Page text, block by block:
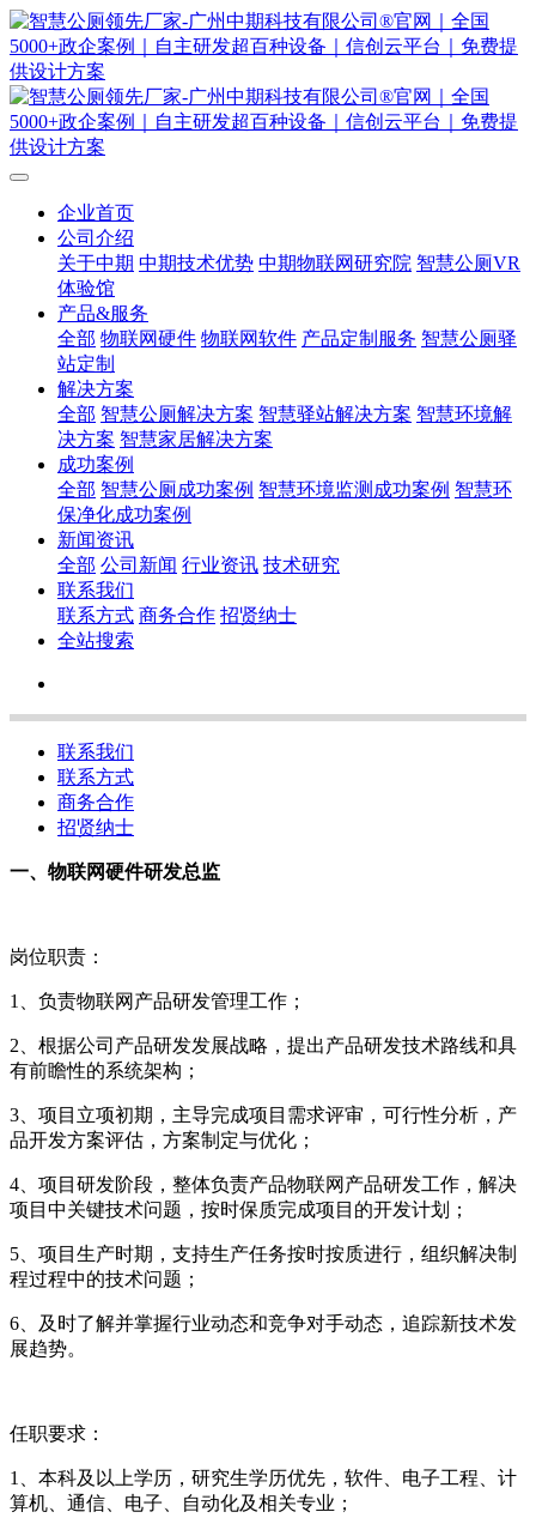
企业首页
公司介绍
关于中期 中期技术优势 中期物联网研究院 智慧公厕VR
体验馆
产品&服务
全部 物联网硬件 物联网软件 产品定制服务 智慧公厕驿
站定制
解决方案
全部 智慧公厕解决方案 智慧驿站解决方案 智慧环境解
决方案 智慧家居解决方案
成功案例
全部 智慧公厕成功案例 智慧环境监测成功案例 智慧环
保净化成功案例
新闻资讯
全部 公司新闻 行业资讯 技术研究
联系我们
联系方式 商务合作 招贤纳士
全站搜索
联系我们
联系方式
商务合作
招贤纳士
一、物联网硬件研发总监
岗位职责：
1、负责物联网产品研发管理工作；
2、根据公司产品研发发展战略，提出产品研发技术路线和具
有前瞻性的系统架构；
3、项目立项初期，主导完成项目需求评审，可行性分析，产
品开发方案评估，方案制定与优化；
4、项目研发阶段，整体负责产品物联网产品研发工作，解决
项目中关键技术问题，按时保质完成项目的开发计划；
5、项目生产时期，支持生产任务按时按质进行，组织解决制
程过程中的技术问题；
6、及时了解并掌握行业动态和竞争对手动态，追踪新技术发
展趋势。
任职要求：
1、本科及以上学历，研究生学历优先，软件、电子工程、计
算机、通信、电子、自动化及相关专业；